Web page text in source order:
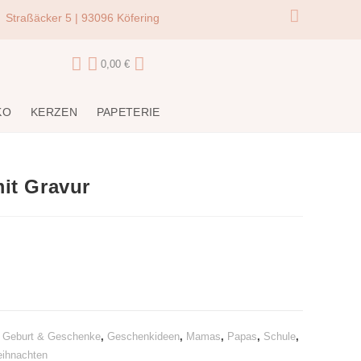
Straßäcker 5 | 93096 Köfering
0,00 €
KERZEN PAPETERIE
Gravur
Geburt & Geschenke, Geschenkideen, Mamas, Papas, Schule,